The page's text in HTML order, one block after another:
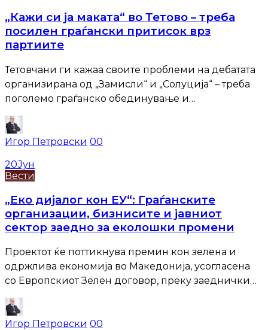
„Кажи си ја маката“ во Тетово – треба
посилен граѓански притисок врз
партиите
Тетовчани ги кажаа своите проблеми на дебатата
организирана од „Замисли“ и „Солуција“ – треба
поголемо граѓанско обединување и
мобилизирање, заради...
Игор Петровски 00
20Јун
Вести
„Еко дијалог кон ЕУ“: Граѓанските
организации, бизнисите и јавниот
сектор заедно за еколошки промени
Проектот ќе поттикнува премин кон зелена и
одржлива економија во Македонија, усогласена
со Европскиот Зелен договор, преку заеднички
напори на...
Игор Петровски 00